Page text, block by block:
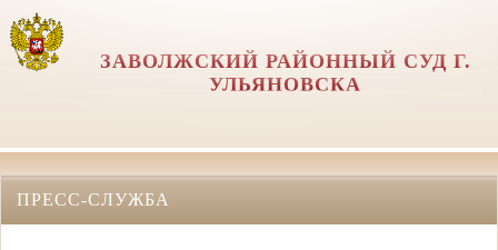
ЗАВОЛЖСКИЙ РАЙОННЫЙ СУД Г.
УЛЬЯНОВСКА
ПРЕСС-СЛУЖБА